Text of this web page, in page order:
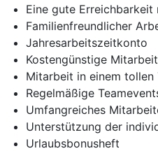
Eine gute
Familienfreundlicher
Jahresarbeitszeitkonto
Kostengünstige
Mitarbeit in einem tollen
Regelmäßige
Umfangreiches
Unterstützung der
Urlaubsbonusheft